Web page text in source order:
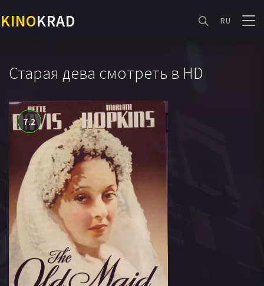
KINOKRAD RU
Старая дева смотреть в HD
7.2